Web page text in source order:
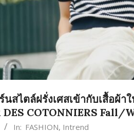
สไตล์ฝรั่งเศสเข้ากับเสื้อผ้
DES COTONNIERS Fall/
In: FASHION, Intrend